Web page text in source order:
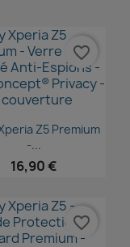
rapide
Z5 Premium
-...
16,90 €
favorite_border
favorite_border